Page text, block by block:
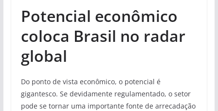
Potencial econômico
coloca Brasil no radar
global
Do ponto de vista econômico, o potencial é
gigantesco. Se devidamente regulamentado, o setor
pode se tornar uma importante fonte de arrecadação